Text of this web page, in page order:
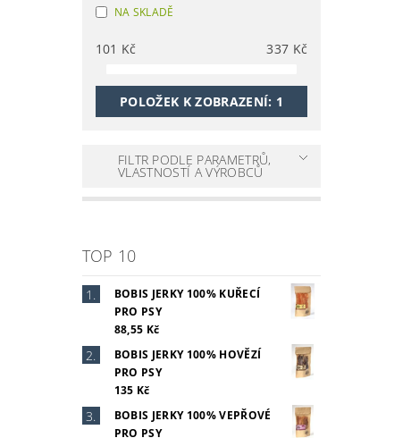
NA SKLADĚ
101 Kč 337 Kč
POLOŽEK K ZOBRAZENÍ: 1
FILTR PODLE PARAMETRŮ,
VLASTNOSTÍ A VÝROBCŮ
TOP 10
BOBIS JERKY 100% KUŘECÍ
PRO PSY
88,55 Kč
BOBIS JERKY 100% HOVĚZÍ
PRO PSY
135 Kč
BOBIS JERKY 100% VEPŘOVÉ
PRO PSY